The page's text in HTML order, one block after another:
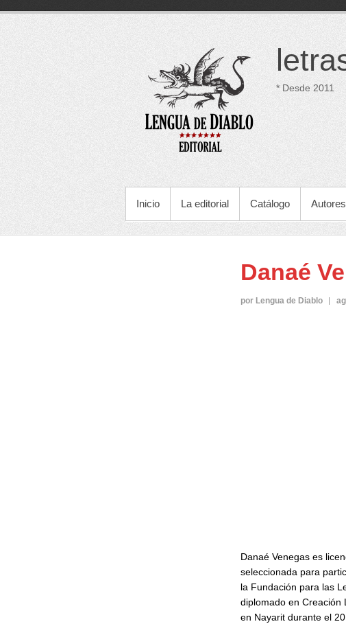
contenido
* Desde 2011
MENÚ PRINCIPAL
Inicio La editorial Catálogo Autores
Danaé
por Lengua de Diablo
Danaé Venegas es
seleccionada para
la Fundación para las
diplomado en Creación
en Nayarit durante el